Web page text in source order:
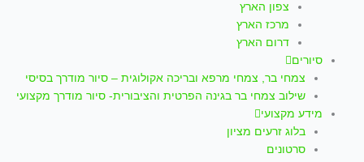
צפון הארץ
מרכז הארץ
דרום הארץ
סיורים
צמחי בר, צמחי מרפא ובריכה אקולוגית – סיור מודרך בסיסי
שילוב צמחי בר בגינה הפרטית והציבורית- סיור מודרך מקצועי
מידע מקצועי
בלוג זרעים מציון
סרטונים